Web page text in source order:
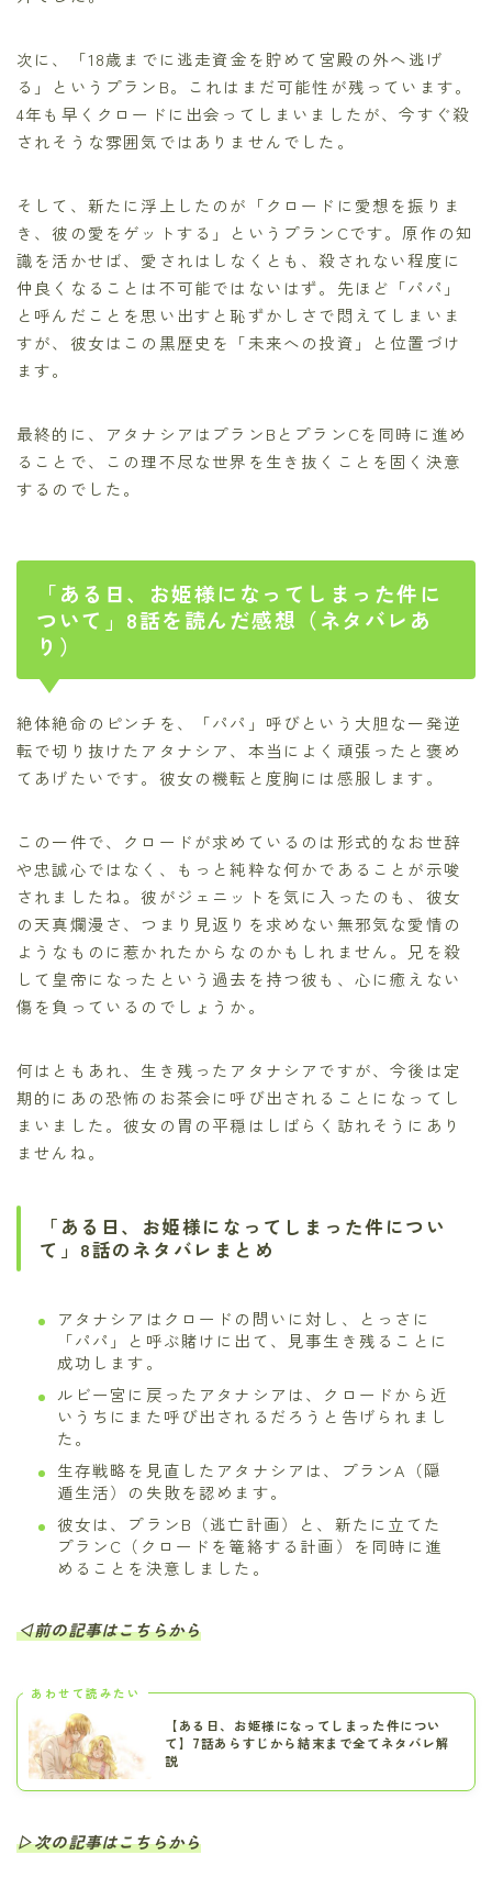
次に、「18歳までに逃走資金を貯めて宮殿の外へ逃げ
る」というプランB。これはまだ可能性が残っています。
4年も早くクロードに出会ってしまいましたが、今すぐ殺
されそうな雰囲気ではありませんでした。
そして、新たに浮上したのが「クロードに愛想を振りま
き、彼の愛をゲットする」というプランCです。原作の知
識を活かせば、愛されはしなくとも、殺されない程度に
仲良くなることは不可能ではないはず。先ほど「パパ」
と呼んだことを思い出すと恥ずかしさで悶えてしまいま
すが、彼女はこの黒歴史を「未来への投資」と位置づけ
ます。
最終的に、アタナシアはプランBとプランCを同時に進め
ることで、この理不尽な世界を生き抜くことを固く決意
するのでした。
「ある日、お姫様になってしまった件に
ついて」8話を読んだ感想（ネタバレあ
り）
絶体絶命のピンチを、「パパ」呼びという大胆な一発逆
転で切り抜けたアタナシア、本当によく頑張ったと褒め
てあげたいです。彼女の機転と度胸には感服します。
この一件で、クロードが求めているのは形式的なお世辞
や忠誠心ではなく、もっと純粋な何かであることが示唆
されましたね。彼がジェニットを気に入ったのも、彼女
の天真爛漫さ、つまり見返りを求めない無邪気な愛情の
ようなものに惹かれたからなのかもしれません。兄を殺
して皇帝になったという過去を持つ彼も、心に癒えない
傷を負っているのでしょうか。
何はともあれ、生き残ったアタナシアですが、今後は定
期的にあの恐怖のお茶会に呼び出されることになってし
まいました。彼女の胃の平穏はしばらく訪れそうにあり
ませんね。
「ある日、お姫様になってしまった件につい
て」8話のネタバレまとめ
アタナシアはクロードの問いに対し、とっさに
「パパ」と呼ぶ賭けに出て、見事生き残ることに
成功します。
ルビー宮に戻ったアタナシアは、クロードから近
いうちにまた呼び出されるだろうと告げられまし
た。
生存戦略を見直したアタナシアは、プランA（隠
遁生活）の失敗を認めます。
彼女は、プランB（逃亡計画）と、新たに立てた
プランC（クロードを篭絡する計画）を同時に進
めることを決意しました。
◁前の記事はこちらから
あわせて読みたい
【ある日、お姫様になってしまった件につい
て】7話あらすじから結末まで全てネタバレ解
説
▷次の記事はこちらから